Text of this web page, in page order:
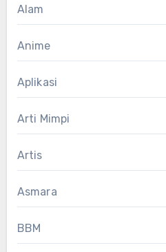
Alam
Anime
Aplikasi
Arti Mimpi
Artis
Asmara
BBM